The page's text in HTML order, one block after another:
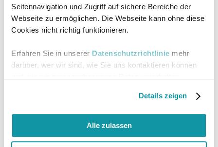
Seitennavigation und Zugriff auf sichere Bereiche der
Webseite zu ermöglichen. Die Webseite kann ohne diese
Cookies nicht richtig funktionieren.
Erfahren Sie in unserer Datenschutzrichtlinie mehr
darüber, wer wir sind, wie Sie uns kontaktieren können
Details zeigen
Alle zulassen